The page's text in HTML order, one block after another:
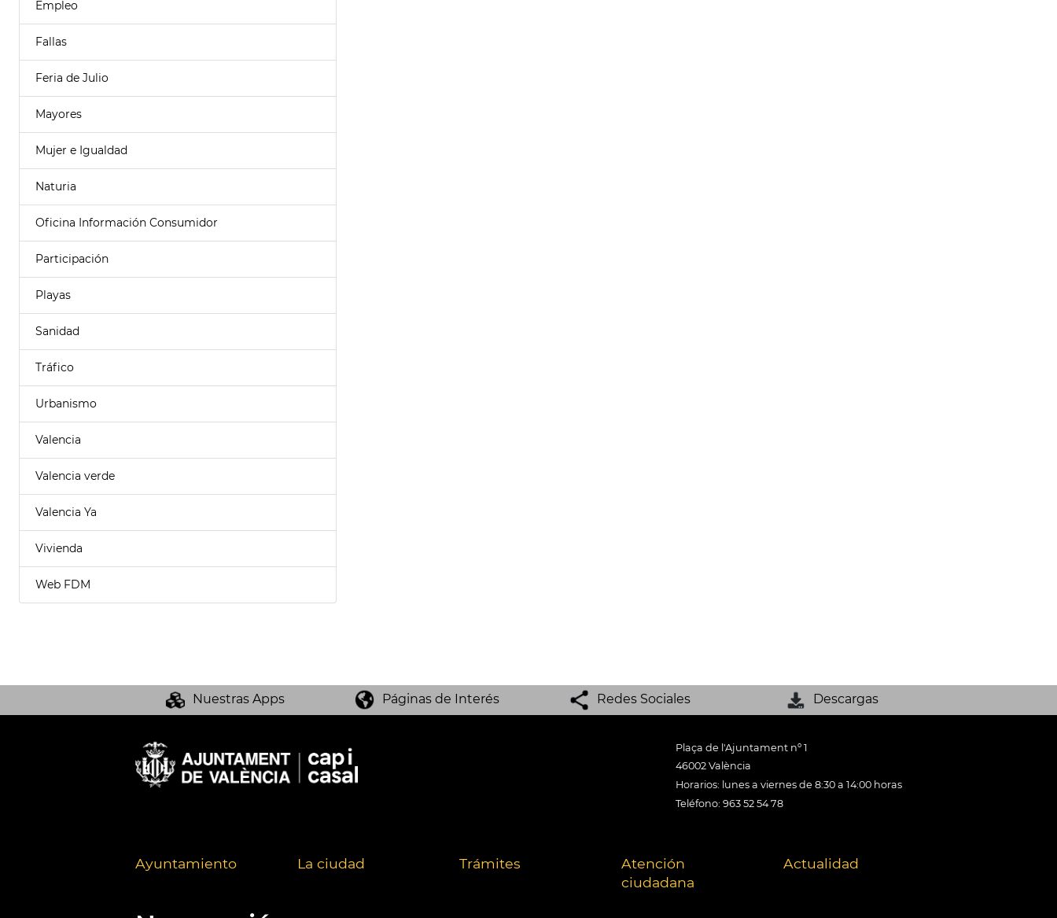
Empleo
Fallas
Feria de Julio
Mayores
Mujer e Igualdad
Naturia
Oficina Información Consumidor
Participación
Playas
Sanidad
Tráfico
Urbanismo
Valencia
Valencia verde
Valencia Ya
Vivienda
Web FDM
Nuestras Apps Páginas de Interés Redes Sociales Descargas
Plaça de l'Ajuntament nº 1
46002 València
Horarios: lunes a viernes de 8:30 a 14:00 horas
Teléfono: 963 52 54 78
Ayuntamiento La ciudad Trámites
Atención
ciudadana
Actualidad